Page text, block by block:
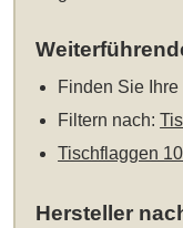
Finden Sie Ihre
Filtern nach:
Tischflaggen
Hersteller